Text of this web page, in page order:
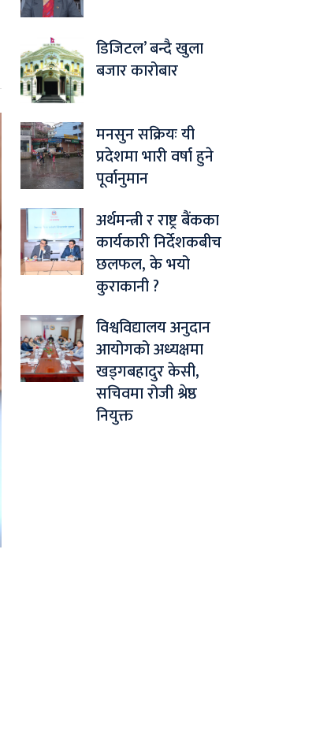
डिजिटल’ बन्दै खुला
बजार कारोबार
मनसुन सक्रियः यी
प्रदेशमा भारी वर्षा हुने
पूर्वानुमान
अर्थमन्त्री र राष्ट्र बैंकका
कार्यकारी निर्देशकबीच
छलफल, के भयो
कुराकानी ?
विश्वविद्यालय अनुदान
आयोगको अध्यक्षमा
खड्गबहादुर केसी,
सचिवमा रोजी श्रेष्ठ
नियुक्त